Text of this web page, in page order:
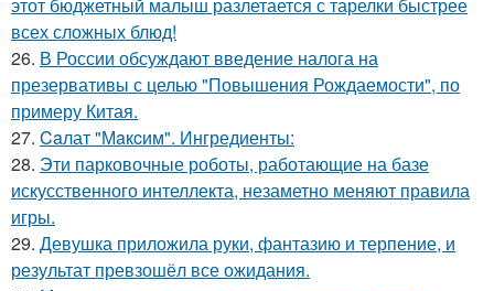
этот бюджетный малыш разлетается с тарелки быстрее
всех сложных блюд!
26. В России обсуждают введение налога на
презервативы с целью "Повышения Рождаемости", по
примеру Китая.
27. Caлат "Мaкcим". Ингредиенты:
28. Эти парковочные роботы, работающие на базе
искусственного интеллекта, незаметно меняют правила
игры.
29. Девушка приложила руки, фантазию и терпение, и
результат превзошёл все ожидания.